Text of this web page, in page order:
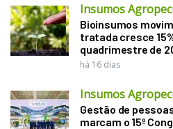
Insumos
Bioinsumos
tratada cresce
quadrimestre de
há 16 dias
Insumos
Gestão de
marcam o 15º